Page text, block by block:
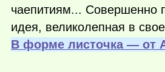
чаепитиям... Совершенно
идея, великолепная в
В форме листочка — от